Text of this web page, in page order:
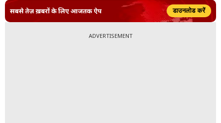
सबसे तेज़ ख़बरों के लिए आजतक ऐप डाउनलोड करें
ADVERTISEMENT